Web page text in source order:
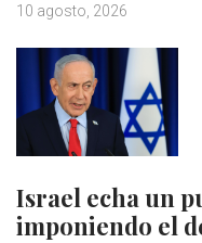
10 agosto, 2026
Israel echa un
imponiendo el